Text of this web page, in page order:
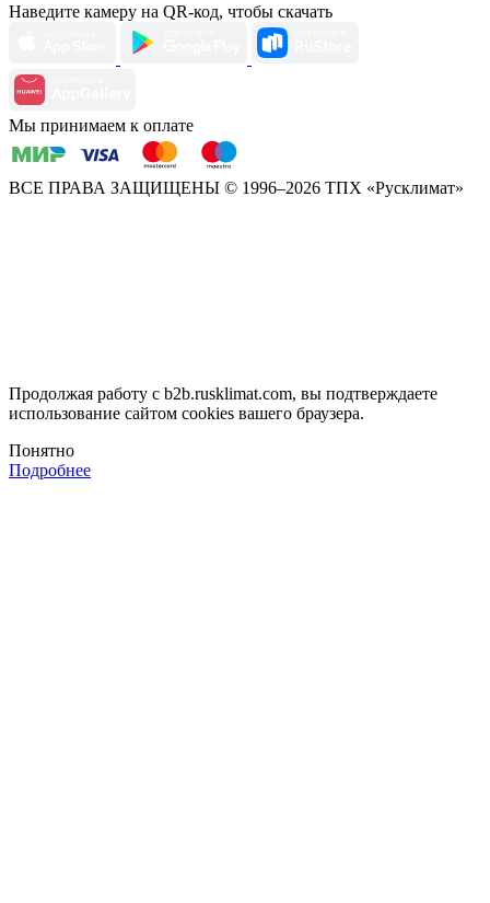
Наведите камеру на QR-код, чтобы скачать
Мы принимаем к оплате
ВСЕ ПРАВА ЗАЩИЩЕНЫ © 1996–2026 ТПХ «Русклимат»
Продолжая работу с b2b.rusklimat.com, вы подтверждаете
использование сайтом cookies вашего браузера.
Понятно
Подробнее